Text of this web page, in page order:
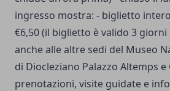
ingresso mostra: - biglietto
€6,50 (il biglietto è valido 3 giorni
anche alle altre sedi del Museo
di Diocleziano Palazzo Altemps e
prenotazioni, visite guidate e